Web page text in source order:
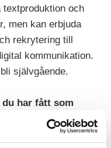
textproduktion och
men kan erbjuda
rekrytering till
kommunikation.
självgående.
har fått som
och växa